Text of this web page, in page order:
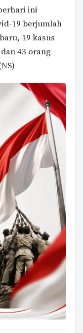
ini
19 berjumlah
19 kasus
43 orang